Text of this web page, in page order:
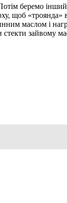
беремо
щоб «троянда»
маслом і
стекти зайвому